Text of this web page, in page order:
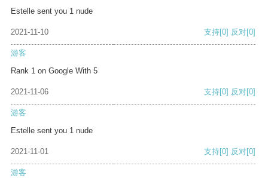
Estelle sent you 1 nude
2021-11-10 支持[0] 反对[0]
游客
Rank 1 on Google With 5
2021-11-06 支持[0] 反对[0]
游客
Estelle sent you 1 nude
2021-11-01 支持[0] 反对[0]
游客